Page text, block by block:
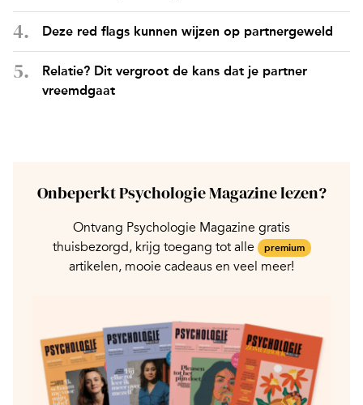
Deze red flags kunnen wijzen op partnergeweld
Relatie? Dit vergroot de kans dat je partner
vreemdgaat
Onbeperkt Psychologie Magazine lezen?
Ontvang Psychologie Magazine gratis
thuisbezorgd, krijg toegang tot alle
premium
artikelen, mooie cadeaus en veel meer!